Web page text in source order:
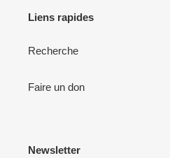
Liens rapides
Recherche
Faire un don
Newsletter